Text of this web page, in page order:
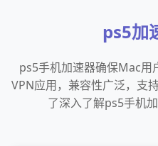
ps5加
ps5手机加速器确保Mac用
VPN应用，兼容性广泛，支
了深入了解ps5手机